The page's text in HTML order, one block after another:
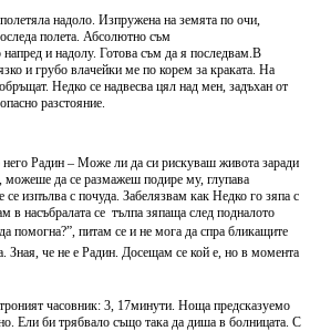
надоло. Изпружена на земята по очи,
полета. Абсолютно съм
и надолу. Готова съм да я последвам.В
и грубо влачейки ме по корем за краката. На
Недко се надвесва цял над мен, задъхан от
разстояние.
Радин – Може ли да си рискуваш живота заради
можеше да се размажеш подире му, глупава
изпълва с почуда. Забелязвам как Недко го зяпа с
в насъбралата се тълпа зяпаща след подналото
помогна?”, питам се и не мога да спра бликащите
Зная, че не е Радин. Досещам се кой е, но в момента
часовник: 3, 17минути. Ноща предсказуемо
Ели би трябвало също така да диша в болницата. С